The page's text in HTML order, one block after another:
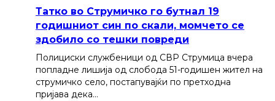
Татко во Струмичко го бутнал 19
годишниот син по скали, момчето се
здобило со тешки повреди
Полициски службеници од СВР Струмица вчера
попладне лишија од слобода 51-годишен жител на
струмичко село, постапувајќи по претходна
пријава дека…